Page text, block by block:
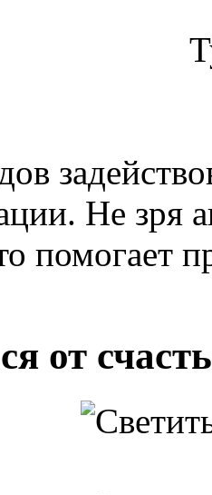
Не зря
помогает
от